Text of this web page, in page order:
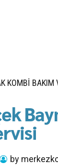
KOMBI BAKIM
by